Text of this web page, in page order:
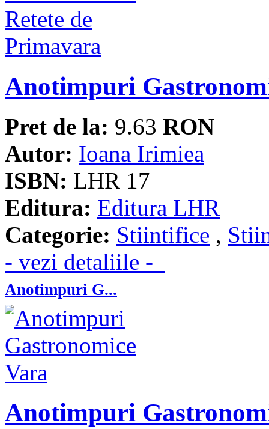
Anotimpuri
Pret de la: 9.63 RON
Autor: Ioana Irimiea
ISBN: LHR 17
Editura: Editura LHR
Categorie: Stiintifice ,
- vezi detaliile -
Anotimpuri G...
Anotimpuri